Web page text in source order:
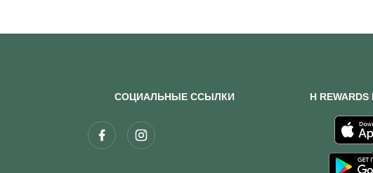
СОЦИАЛЬНЫЕ ССЫЛКИ H